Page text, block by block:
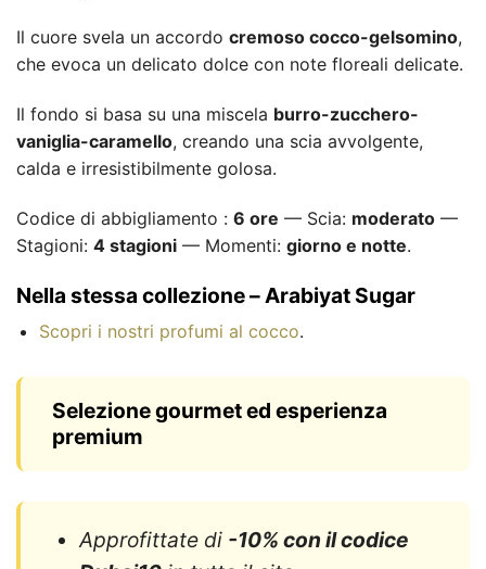
Il cuore svela un accordo cremoso cocco-gelsomino,
che evoca un delicato dolce con note floreali delicate.
Il fondo si basa su una miscela burro-zucchero-
vaniglia-caramello, creando una scia avvolgente,
calda e irresistibilmente golosa.
Codice di abbigliamento : 6 ore — Scia: moderato —
Stagioni: 4 stagioni — Momenti: giorno e notte.
Nella stessa collezione – Arabiyat Sugar
Scopri i nostri profumi al cocco.
Selezione gourmet ed esperienza
premium
Approfittate di -10% con il codice